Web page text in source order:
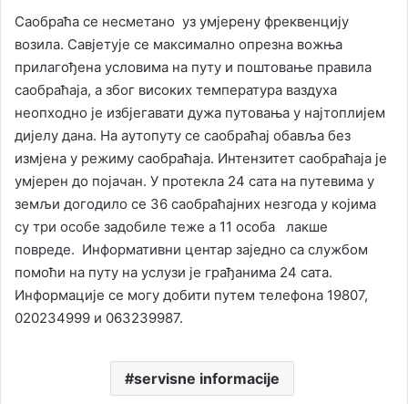
Саобраћа се несметано уз умјерену фреквенцију
возила. Савјетује се максимално опрезна вожња
прилагођена условима на путу и поштовање правила
саобраћаја, а због високих температура ваздуха
неопходно је избјегавати дужа путовања у најтоплијем
дијелу дана. На аутопуту се саобраћај обавља без
измјена у режиму саобраћаја. Интензитет саобраћаја је
умјерен до појачан. У протекла 24 сата на путевима у
земљи догодило се 36 саобраћајних незгода у којима
су три особе задобиле теже а 11 особа лакше
повреде. Информативни центар заједно са службом
помоћи на путу на услузи је грађанима 24 сата.
Информације се могу добити путем телефона 19807,
020234999 и 063239987.
servisne informacije